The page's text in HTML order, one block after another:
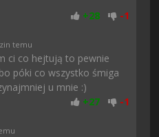
+28 -1
temu
ci co hejtują to pewnie
póki co wszystko śmiga
u mnie :)
+27 -1